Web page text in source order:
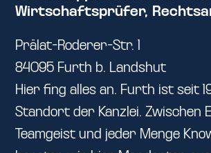
Wirtschaftsprüfer,
Prälat-Roderer-Str. 1
84095 Furth b. Landshut
Hier fing alles an. Furth ist seit
Standort der Kanzlei. Zwischen
Teamgeist und jeder Menge